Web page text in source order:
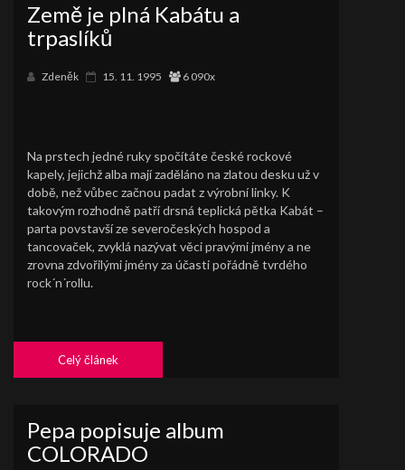
Země je plná Kabátu a
trpaslíků
Zdeněk 15. 11. 1995 6 090x
Na prstech jedné ruky spočítáte české rockové
kapely, jejichž alba mají zaděláno na zlatou desku už v
době, než vůbec začnou padat z výrobní linky. K
takovým rozhodně patří drsná teplická pětka Kabát –
parta povstavší ze severočeských hospod a
tancovaček, zvyklá nazývat věci pravými jmény a ne
zrovna zdvořilými jmény za účasti pořádně tvrdého
rock´n´rollu.
Celý článek
Pepa popisuje album
COLORADO